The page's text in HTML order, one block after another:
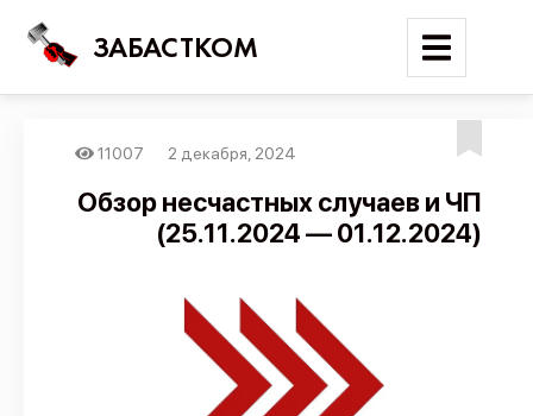
ЗАБАСТКОМ
Поиск
Карта событий
Трудовые конфликты
Отчеты
11007 2 декабря, 2024
Обзор несчастных случаев и ЧП
(25.11.2024 — 01.12.2024)